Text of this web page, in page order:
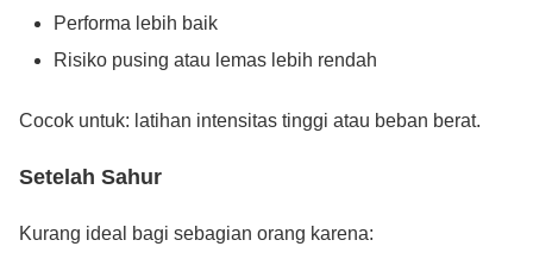
Performa lebih baik
Risiko pusing atau lemas lebih rendah
Cocok untuk: latihan intensitas tinggi atau beban berat.
Setelah Sahur
Kurang ideal bagi sebagian orang karena: